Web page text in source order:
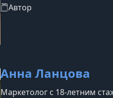
признание как автор
Автор
Анна Ланцова
Маркетолог с 18-летним